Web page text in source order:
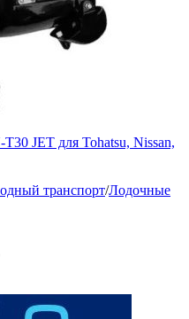
JET для Tohatsu, Nissan,
транспорт/Лодочные